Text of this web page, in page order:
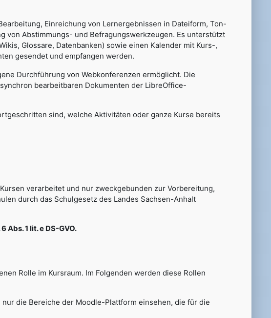
Einreichung von Lernergebnissen in Dateiform, Ton-
von Abstimmungs- und Befragungswerkzeugen. Es unterstützt
Glossare, Datenbanken) sowie einen Kalender mit Kurs-,
gesendet und empfangen werden.
Durchführung von Webkonferenzen ermöglicht. Die
bearbeitbaren Dokumenten der LibreOffice-
sind, welche Aktivitäten oder ganze Kurse bereits
verarbeitet und nur zweckgebunden zur Vorbereitung,
durch das Schulgesetz des Landes Sachsen-Anhalt
Abs. 1 lit. e DS-GVO.
Rolle im Kursraum. Im Folgenden werden diese Rollen
die Bereiche der Moodle-Plattform einsehen, die für die